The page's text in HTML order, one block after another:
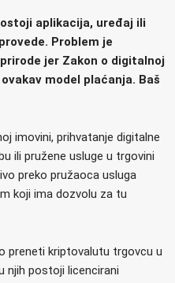
aplikacija, uređaj ili
Problem je
jer Zakon o digitalnoj
model plaćanja. Baš
imovini, prihvatanje digitalne
ili pružene usluge u trgovini
preko pružaoca usluga
koji ima dozvolu za tu
preneti kriptovalutu trgovcu u
njih postoji licencirani